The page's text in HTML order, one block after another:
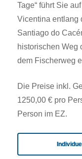
Tage“ führt Sie
Vicentina entlang
Santiago do
historischen Weg
dem Fischerweg
Die Preise inkl.
1250,00 € pro
Person im EZ.